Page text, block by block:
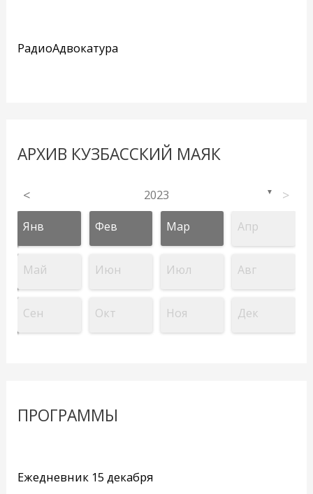
РадиоАдвокатура
АРХИВ КУЗБАССКИЙ МАЯК
< 2023 ▼ >
Янв Фев Мар Апр
Май Июн Июл Авг
Сен Окт Ноя Дек
ПРОГРАММЫ
Ежедневник 15 декабря